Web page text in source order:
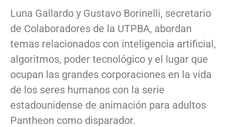
Luna Gallardo y Gustavo Borinelli, secretario
de Colaboradores de la UTPBA, abordan
temas relacionados con inteligencia artificial,
algoritmos, poder tecnológico y el lugar que
ocupan las grandes corporaciones en la vida
de los seres humanos con la serie
estadounidense de animación para adultos
Pantheon como disparador.